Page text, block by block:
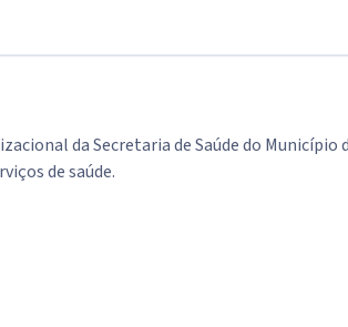
da Secretaria de Saúde do Município
de saúde.